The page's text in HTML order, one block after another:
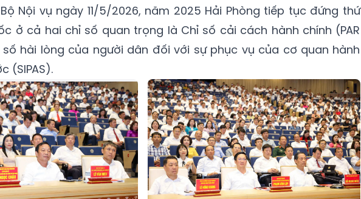
Nội vụ ngày 11/5/2026, năm 2025 Hải Phòng tiếp tục đứng thứ
ở cả hai chỉ số quan trọng là Chỉ số cải cách hành chính (PAR
số hài lòng của người dân đối với sự phục vụ của cơ quan hành
(SIPAS).